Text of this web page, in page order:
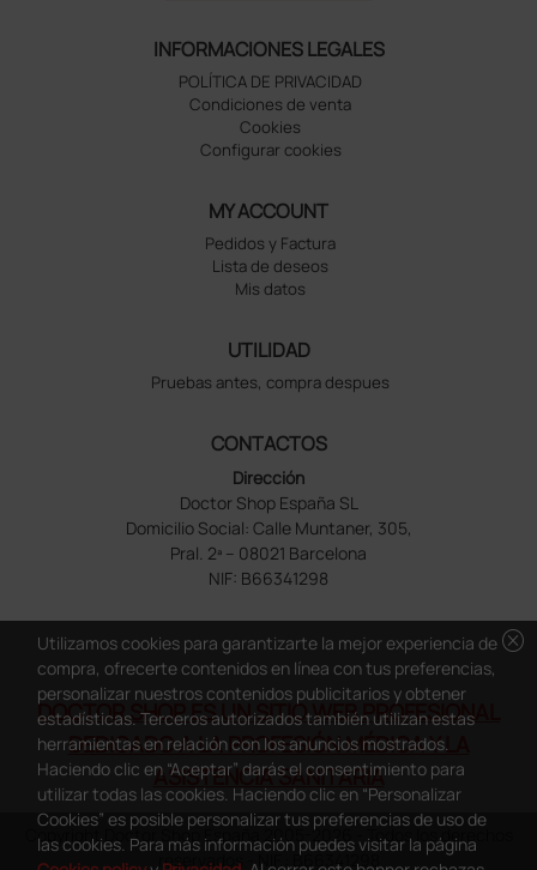
INFORMACIONES LEGALES
POLÍTICA DE PRIVACIDAD
Condiciones de venta
Cookies
Configurar cookies
MY ACCOUNT
Pedidos y Factura
Lista de deseos
Mis datos
UTILIDAD
Pruebas antes, compra despues
CONTACTOS
Dirección
Doctor Shop España SL
Domicilio Social: Calle Muntaner, 305,
Pral. 2ª – 08021 Barcelona
NIF: B66341298
DOCTOR SHOP ES UN SITIO WEB PROFESIONAL
DEDICADO A LA PROFESIÓN MÉDICA Y LA
ASISTENCIA SANITARIA
Copyright Doctor Shop España 2005-2026 - Todos los derechos
reservados - NIF.: B66341298
cancel
Utilizamos cookies para garantizarte la mejor experiencia de
compra, ofrecerte contenidos en línea con tus preferencias,
personalizar nuestros contenidos publicitarios y obtener
estadísticas. Terceros autorizados también utilizan estas
herramientas en relación con los anuncios mostrados.
Haciendo clic en “Aceptar” darás el consentimiento para
utilizar todas las cookies. Haciendo clic en “Personalizar
Cookies” es posible personalizar tus preferencias de uso de
las cookies. Para más información puedes visitar la página